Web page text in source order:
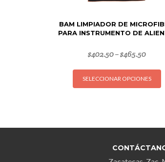
BAM LIMPIADOR DE
PARA INSTRUMENTO DE
$402.50–$465.50
SELECCIONAR OPCIONES